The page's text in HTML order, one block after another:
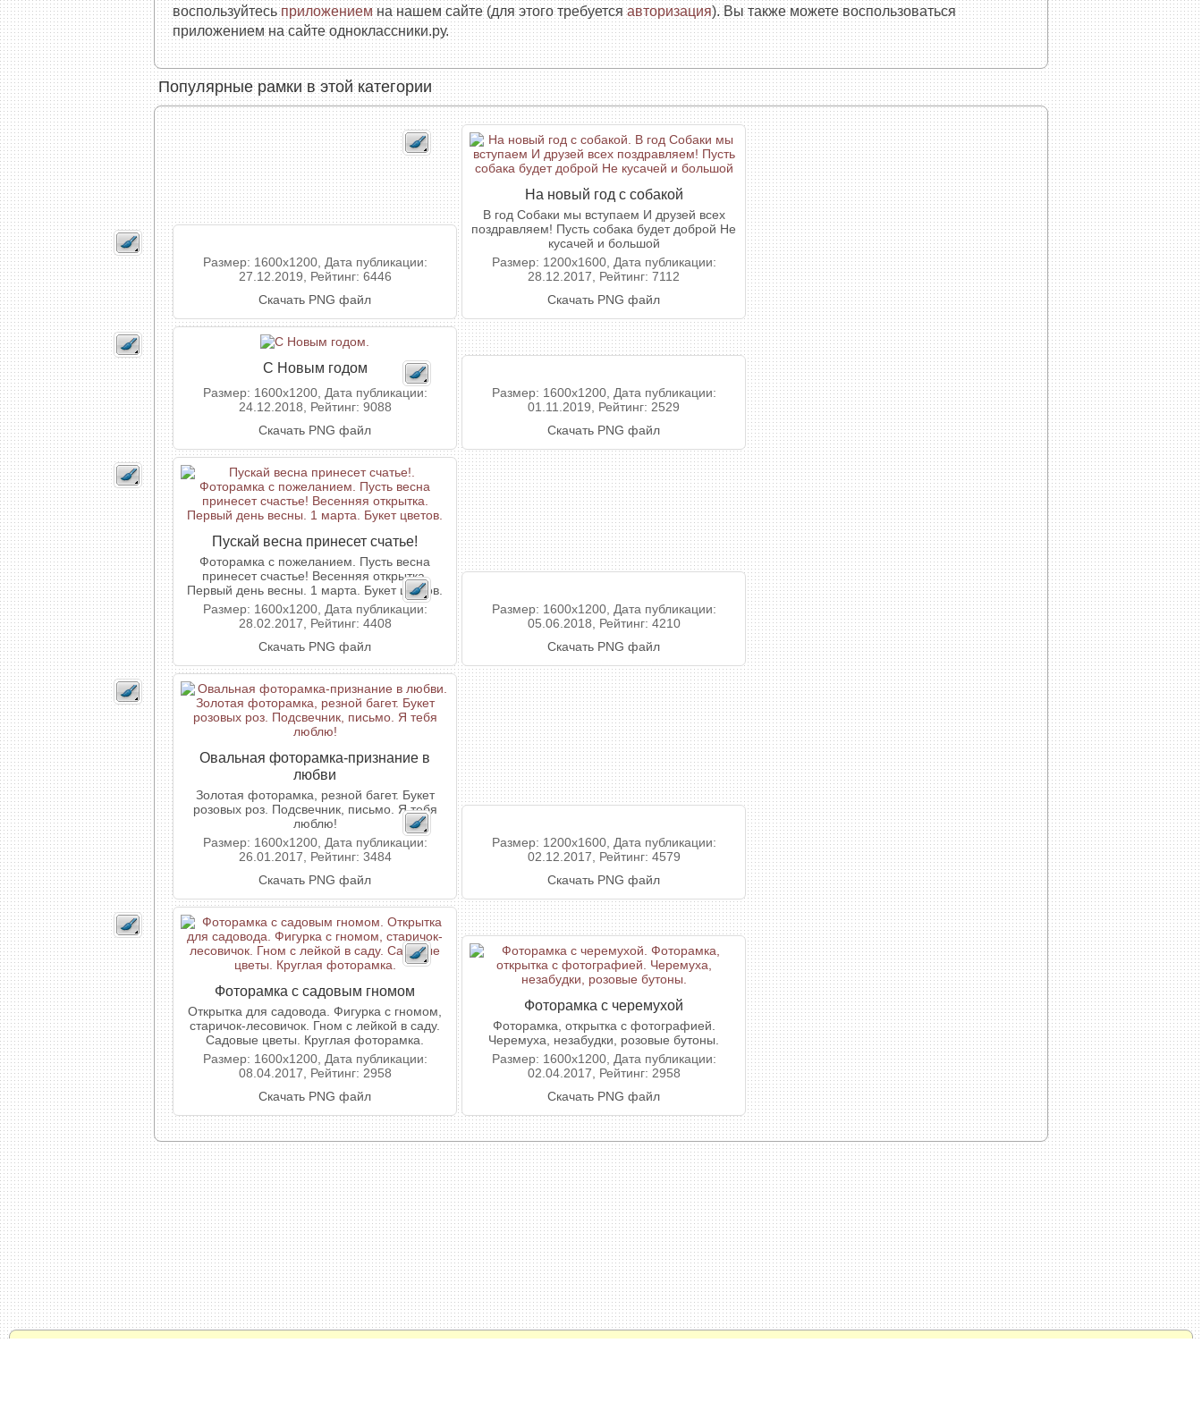
воспользуйтесьприложениемна нашем сайте (для этого требуетсяавторизация). Вы также можете воспользоваться
приложением на сайте одноклассники.ру.
Популярные рамки в этой категории
Размер: 1600x1200, Дата публикации:
27.12.2019, Рейтинг: 6446
Скачать PNG файл
На новый год с собакой
В год Собаки мы вступаем И друзей всех
поздравляем! Пусть собака будет доброй Не
кусачей и большой
Размер: 1200x1600, Дата публикации:
28.12.2017, Рейтинг: 7112
Скачать PNG файл
С Новым годом
Размер: 1600x1200, Дата публикации:
24.12.2018, Рейтинг: 9088
Скачать PNG файл
Размер: 1600x1200, Дата публикации:
01.11.2019, Рейтинг: 2529
Скачать PNG файл
Пускай весна принесет счатье!
Фоторамка с пожеланием. Пусть весна
принесет счастье! Весенняя открытка.
Первый день весны. 1 марта. Букет цветов.
Размер: 1600x1200, Дата публикации:
28.02.2017, Рейтинг: 4408
Скачать PNG файл
Размер: 1600x1200, Дата публикации:
05.06.2018, Рейтинг: 4210
Скачать PNG файл
Овальная фоторамка-признание в
любви
Золотая фоторамка, резной багет. Букет
розовых роз. Подсвечник, письмо. Я тебя
люблю!
Размер: 1600x1200, Дата публикации:
26.01.2017, Рейтинг: 3484
Скачать PNG файл
Размер: 1200x1600, Дата публикации:
02.12.2017, Рейтинг: 4579
Скачать PNG файл
Фоторамка с садовым гномом
Открытка для садовода. Фигурка с гномом,
старичок-лесовичок. Гном с лейкой в саду.
Садовые цветы. Круглая фоторамка.
Размер: 1600x1200, Дата публикации:
08.04.2017, Рейтинг: 2958
Скачать PNG файл
Фоторамка с черемухой
Фоторамка, открытка с фотографией.
Черемуха, незабудки, розовые бутоны.
Размер: 1600x1200, Дата публикации:
02.04.2017, Рейтинг: 2958
Скачать PNG файл